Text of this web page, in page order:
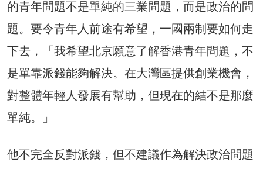
的青年問題不是單純的三業問題，而是政治的問
題。要令青年人前途有希望，一國兩制要如何走
下去，「我希望北京願意了解香港青年問題，不
是單靠派錢能夠解決。在大灣區提供創業機會，
對整體年輕人發展有幫助，但現在的結不是那麼
單純。」
他不完全反對派錢，但不建議作為解決政治問題